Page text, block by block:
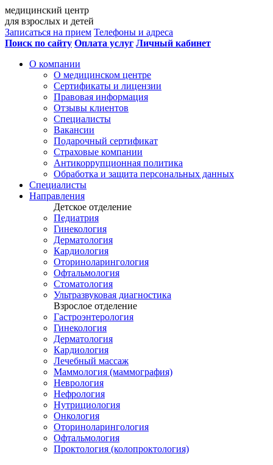
медицинский центр
для взрослых и детей
Записаться на прием Телефоны и адреса
Поиск по сайту Оплата услуг Личный кабинет
О компании
О медицинском центре
Сертификаты и лицензии
Правовая информация
Отзывы клиентов
Специалисты
Вакансии
Подарочный сертификат
Страховые компании
Антикоррупционная политика
Обработка и защита персональных данных
Специалисты
Направления
Детское отделение
Педиатрия
Гинекология
Дерматология
Кардиология
Оториноларингология
Офтальмология
Стоматология
Ультразвуковая диагностика
Взрослое отделение
Гастроэнтерология
Гинекология
Дерматология
Кардиология
Лечебный массаж
Маммология (маммография)
Неврология
Нефрология
Нутрициология
Онкология
Оториноларингология
Офтальмология
Проктология (колопроктология)